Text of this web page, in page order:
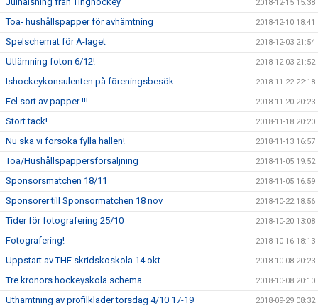
2018-12-15 15:38
Toa- hushållspapper för avhämtning 2018-12-10 18:41
Spelschemat för A-laget 2018-12-03 21:54
Utlämning foton 6/12! 2018-12-03 21:52
Ishockeykonsulenten på föreningsbesök 2018-11-22 22:18
Fel sort av papper !!! 2018-11-20 20:23
Stort tack! 2018-11-18 20:20
Nu ska vi försöka fylla hallen! 2018-11-13 16:57
Toa/Hushållspappersförsäljning 2018-11-05 19:52
Sponsorsmatchen 18/11 2018-11-05 16:59
Sponsorer till Sponsormatchen 18 nov 2018-10-22 18:56
Tider för fotografering 25/10 2018-10-20 13:08
Fotografering! 2018-10-16 18:13
Uppstart av THF skridskoskola 14 okt 2018-10-08 20:23
Tre kronors hockeyskola schema 2018-10-08 20:10
Uthämtning av profilkläder torsdag 4/10 17-19 2018-09-29 08:32